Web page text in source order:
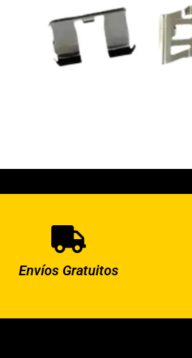
Envíos Gratuitos